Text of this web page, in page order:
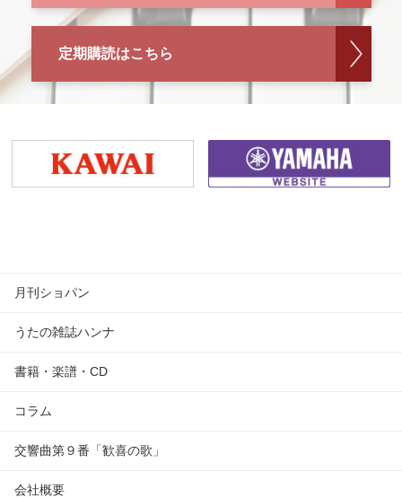
定期購読はこちら
月刊ショパン
うたの雑誌ハンナ
書籍・楽譜・CD
コラム
交響曲第９番「歓喜の歌」
会社概要